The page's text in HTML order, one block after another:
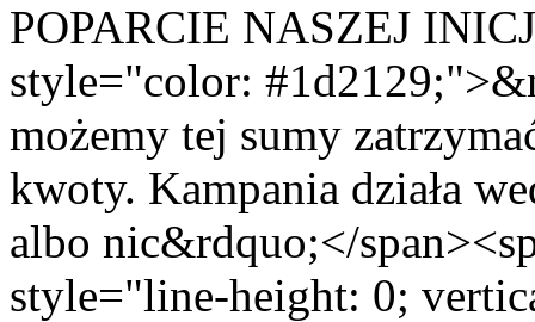
POPARCIE NASZEJ
style="color:
możemy tej sumy
kwoty. Kampania działa
albo nic&rdquo;</
style="line-height: 0;